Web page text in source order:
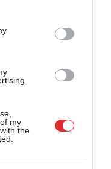
in below Google
my
the